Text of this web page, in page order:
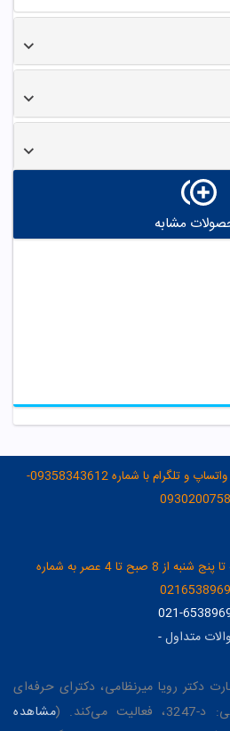
مشابه
مشاوره رایگان بصورت چت در واتساپ و تلگرام با شماره 09358343612-
تماس تلفنی در روزهای شنبه تا پنج شنبه از 8 صبح تا 4 عصر به شماره
021-
متداول-
دکتر رویا میرنظامی، دکترای حرفه‌ای
می‌کند. (
مشاهده